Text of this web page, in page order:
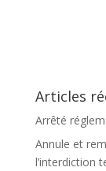
Articles
Arrêté
Annule et
l’interdiction